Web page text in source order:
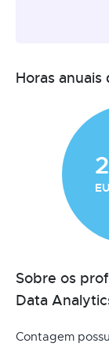
Horas
Sobre os
Data
Contagem